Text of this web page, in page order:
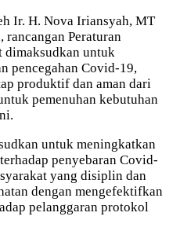
Ir. H. Nova Iriansyah, MT
rancangan Peraturan
dimaksudkan untuk
pencegahan Covid-19,
produktif dan aman dari
pemenuhan kebutuhan
untuk meningkatkan
penyebaran Covid-
yang disiplin dan
dengan mengefektifkan
pelanggaran protokol